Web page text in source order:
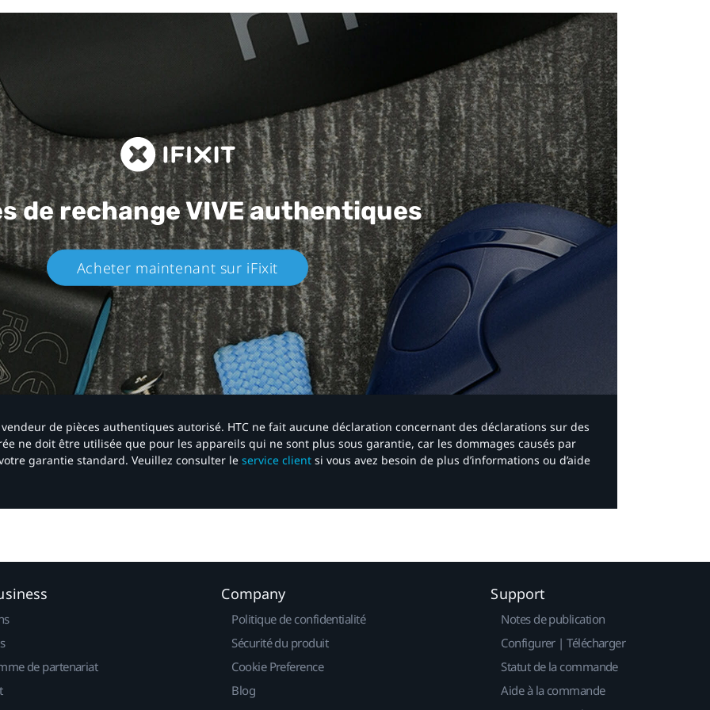
de rechangeVIVE authentiques​
Acheter maintenant sur iFixit​
de pièces authentiques autorisé. HTC ne fait aucune déclaration concernant des déclarations sur des
ne doit être utilisée que pour les appareils qui ne sont plus sous garantie, car les dommages causés par
garantie standard. Veuillez consulter le service client si vous avez besoin de plus d’informations ou d’aide
de partenariat
Company
Politique de confidentialité
Sécurité du produit
Cookie Preference
Blog
Support
Notes de publication
Configurer | Télécharger
Statut de la commande
Aide à la commande